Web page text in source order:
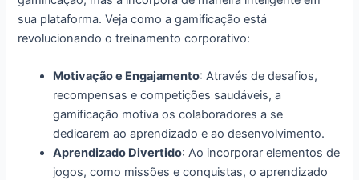
sua plataforma. Veja como a gamificação está
revolucionando o treinamento corporativo:
Motivação e Engajamento: Através de desafios,
recompensas e competições saudáveis, a
gamificação motiva os colaboradores a se
dedicarem ao aprendizado e ao desenvolvimento.
Aprendizado Divertido: Ao incorporar elementos de
jogos, como missões e conquistas, o aprendizado